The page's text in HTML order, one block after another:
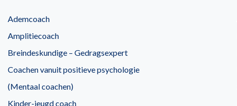
Ademcoach
Amplitiecoach
Breindeskundige – Gedragsexpert
Coachen vanuit positieve psychologie
(Mentaal coachen)
Kinder-jeugd coach